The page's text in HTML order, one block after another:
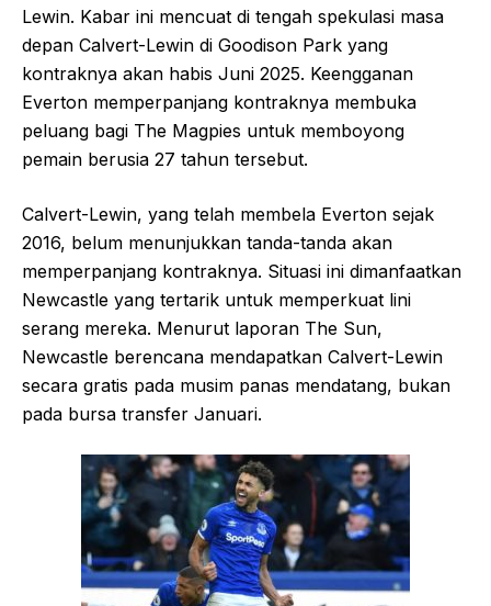
Lewin. Kabar ini mencuat di tengah spekulasi masa
depan Calvert-Lewin di Goodison Park yang
kontraknya akan habis Juni 2025. Keengganan
Everton memperpanjang kontraknya membuka
peluang bagi The Magpies untuk memboyong
pemain berusia 27 tahun tersebut.
Calvert-Lewin, yang telah membela Everton sejak
2016, belum menunjukkan tanda-tanda akan
memperpanjang kontraknya. Situasi ini dimanfaatkan
Newcastle yang tertarik untuk memperkuat lini
serang mereka. Menurut laporan The Sun,
Newcastle berencana mendapatkan Calvert-Lewin
secara gratis pada musim panas mendatang, bukan
pada bursa transfer Januari.